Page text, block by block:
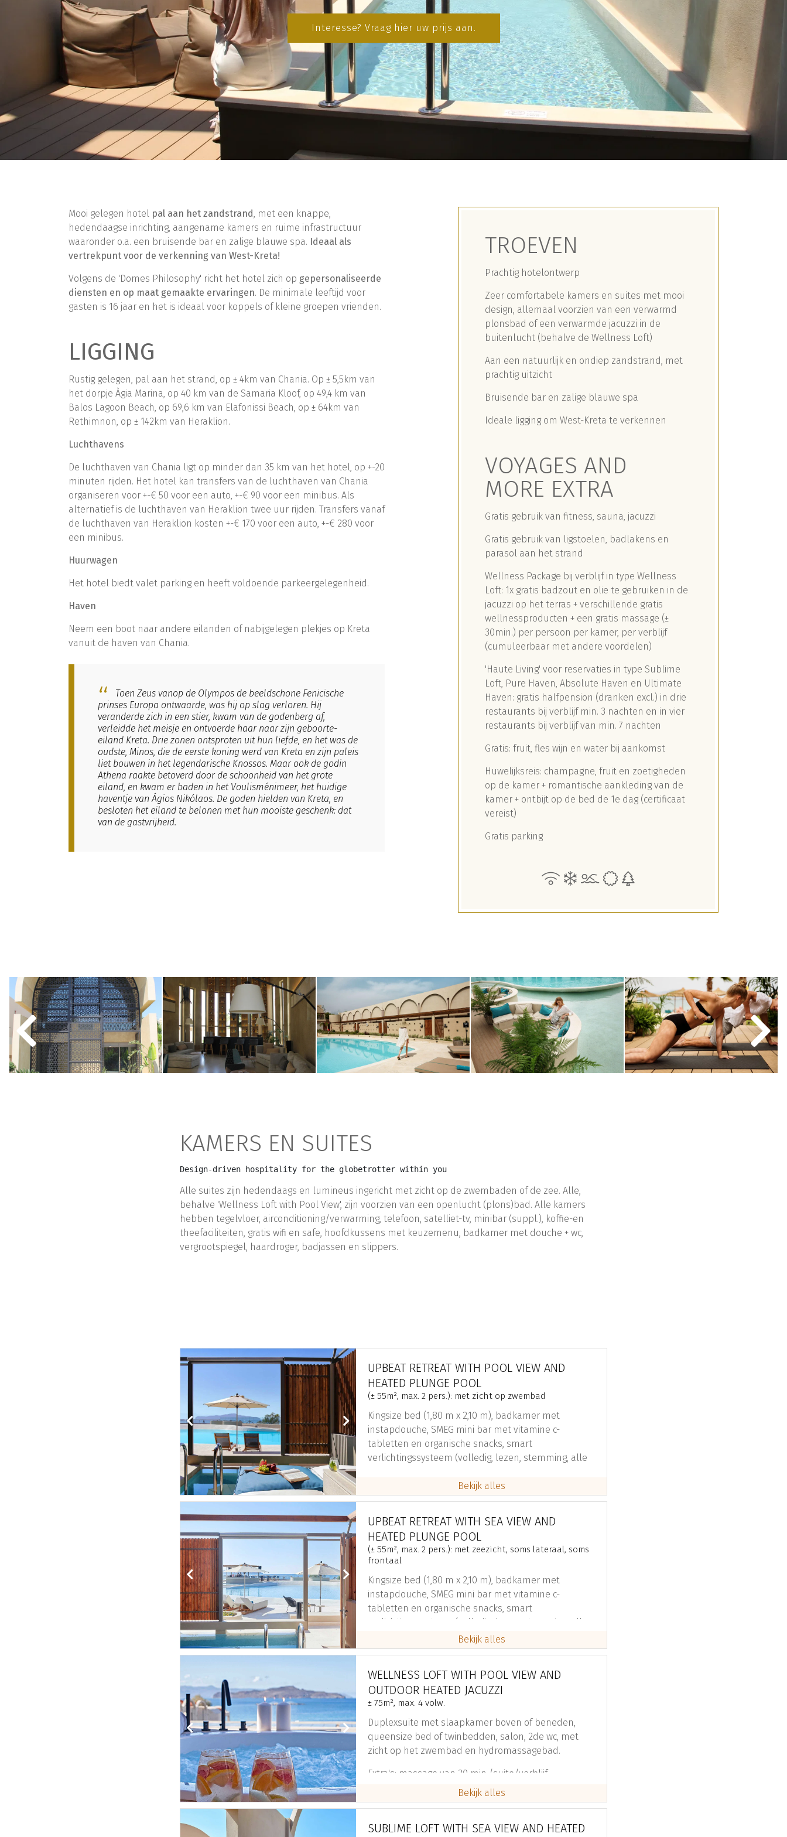
Interesse? Vraag hier uw prijs aan.
Mooi gelegen hotel pal aan het zandstrand, met een knappe,
hedendaagse inrichting, aangename kamers en ruime infrastructuur
waaronder o.a. een bruisende bar en zalige blauwe spa. Ideaal als
vertrekpunt voor de verkenning van West-Kreta!
Volgens de 'Domes Philosophy' richt het hotel zich op gepersonaliseerde
diensten en op maat gemaakte ervaringen. De minimale leeftijd voor
gasten is 16 jaar en het is ideaal voor koppels of kleine groepen vrienden.
LIGGING
Rustig gelegen, pal aan het strand, op ± 4km van Chania. Op ± 5,5km van
het dorpje Àgia Marina, op 40 km van de Samaria Kloof, op 49,4 km van
Balos Lagoon Beach, op 69,6 km van Elafonissi Beach, op ± 64km van
Rethimnon, op ± 142km van Heraklion.
Luchthavens
De luchthaven van Chania ligt op minder dan 35 km van het hotel, op +-20
minuten rijden. Het hotel kan transfers van de luchthaven van Chania
organiseren voor +-€ 50 voor een auto, +-€ 90 voor een minibus. Als
alternatief is de luchthaven van Heraklion twee uur rijden. Transfers vanaf
de luchthaven van Heraklion kosten +-€ 170 voor een auto, +-€ 280 voor
een minibus.
Huurwagen
Het hotel biedt valet parking en heeft voldoende parkeergelegenheid.
Haven
Neem een boot naar andere eilanden of nabijgelegen plekjes op Kreta
vanuit de haven van Chania.
Toen Zeus vanop de Olympos de beeldschone Fenicische
prinses Europa ontwaarde, was hij op slag verloren. Hij
veranderde zich in een stier, kwam van de godenberg af,
verleidde het meisje en ontvoerde haar naar zijn geboorte-
eiland Kreta. Drie zonen ontsproten uit hun liefde, en het was de
oudste, Minos, die de eerste koning werd van Kreta en zijn paleis
liet bouwen in het legendarische Knossos. Maar ook de godin
Athena raakte betoverd door de schoonheid van het grote
eiland, en kwam er baden in het Voulisménimeer, het huidige
haventje van Ágios Nikólaos. De goden hielden van Kreta, en
besloten het eiland te belonen met hun mooiste geschenk: dat
van de gastvrijheid.
TROEVEN
Prachtig hotelontwerp
Zeer comfortabele kamers en suites met mooi
design, allemaal voorzien van een verwarmd
plonsbad of een verwarmde jacuzzi in de
buitenlucht (behalve de Wellness Loft)
Aan een natuurlijk en ondiep zandstrand, met
prachtig uitzicht
Bruisende bar en zalige blauwe spa
Ideale ligging om West-Kreta te verkennen
VOYAGES AND
MORE EXTRA
Gratis gebruik van fitness, sauna, jacuzzi
Gratis gebruik van ligstoelen, badlakens en
parasol aan het strand
Wellness Package bij verblijf in type Wellness
Loft: 1x gratis badzout en olie te gebruiken in de
jacuzzi op het terras + verschillende gratis
wellnessproducten + een gratis massage (±
30min.) per persoon per kamer, per verblijf
(cumuleerbaar met andere voordelen)
'Haute Living' voor reservaties in type Sublime
Loft, Pure Haven, Absolute Haven en Ultimate
Haven: gratis halfpension (dranken excl.) in drie
restaurants bij verblijf min. 3 nachten en in vier
restaurants bij verblijf van min. 7 nachten
Gratis: fruit, fles wijn en water bij aankomst
Huwelijksreis: champagne, fruit en zoetigheden
op de kamer + romantische aankleding van de
kamer + ontbijt op de bed de 1e dag (certificaat
vereist)
Gratis parking
KAMERS EN SUITES
Design-driven hospitality for the globetrotter within you
Alle suites zijn hedendaags en lumineus ingericht met zicht op de zwembaden of de zee. Alle,
behalve 'Wellness Loft with Pool View', zijn voorzien van een openlucht (plons)bad. Alle kamers
hebben tegelvloer, airconditioning/verwarming, telefoon, satelliet-tv, minibar (suppl.), koffie-en
theefaciliteiten, gratis wifi en safe, hoofdkussens met keuzemenu, badkamer met douche + wc,
vergrootspiegel, haardroger, badjassen en slippers.
UPBEAT RETREAT WITH POOL VIEW AND
HEATED PLUNGE POOL
(± 55m², max. 2 pers.): met zicht op zwembad
Kingsize bed (1,80 m x 2,10 m), badkamer met
instapdouche, SMEG mini bar met vitamine c-
tabletten en organische snacks, smart
verlichtingssysteem (volledig, lezen, stemming, alle
eco plafondventilator, O.Live Bio luxe
badkamerartikelen, kluis
UPBEAT RETREAT WITH SEA VIEW AND
HEATED PLUNGE POOL
(± 55m², max. 2 pers.): met zeezicht, soms lateraal, soms
frontaal
Kingsize bed (1,80 m x 2,10 m), badkamer met
instapdouche, SMEG mini bar met vitamine c-
tabletten en organische snacks, smart
verlichtingssysteem (volledig, lezen, stemming, alle
lichten uit), fitnessplek met stabiliteitsbal, dimbare
eco plafondventilator, O.Live Bio luxe
WELLNESS LOFT WITH POOL VIEW AND
OUTDOOR HEATED JACUZZI
± 75m², max. 4 volw.
Duplexsuite met slaapkamer boven of beneden,
queensize bed of twinbedden, salon, 2de wc, met
zicht op het zwembad en hydromassagebad.
Extra's: massage van 30 min./suite/verblijf,
wellnessdrankje/dag, 20% korting op behandelingen
in de spa, set van schoonheidsproducten, producten
SUBLIME LOFT WITH SEA VIEW AND HEATED